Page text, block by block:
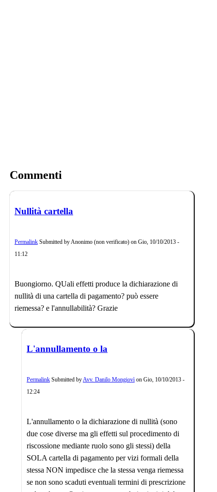
Commenti
Nullità cartella
Permalink Submitted by Anonimo (non verificato) on Gio, 10/10/2013 -
11:12
Buongiorno. QUali effetti produce la dichiarazione di
nullità di una cartella di pagamento? può essere
riemessa? e l'annullabilità? Grazie
L'annullamento o la
Permalink Submitted byAvv. Danilo Mongiovì on Gio, 10/10/2013 -
12:24
L'annullamento o la dichiarazione di nullità (sono
due cose diverse ma gli effetti sul procedimento di
riscossione mediante ruolo sono gli stessi) della
SOLA cartella di pagamento per vizi formali della
stessa NON impedisce che la stessa venga riemessa
se non sono scaduti eventuali termini di prescrizione